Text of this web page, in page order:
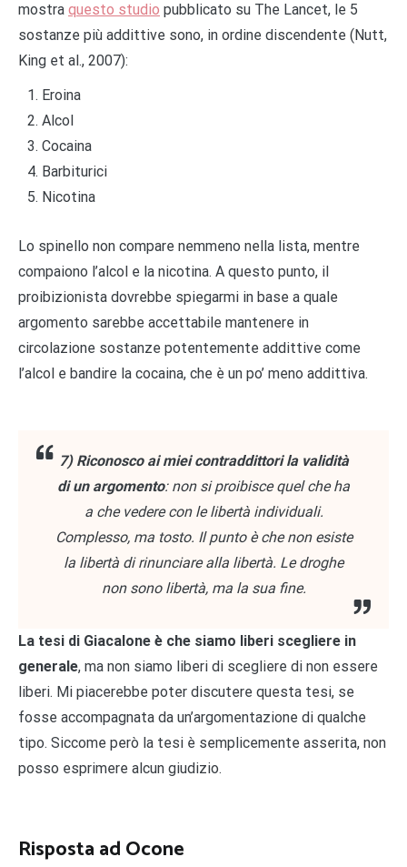
mostra questo studio pubblicato su The Lancet, le 5
sostanze più addittive sono, in ordine discendente (Nutt,
King et al., 2007):
Eroina
Alcol
Cocaina
Barbiturici
Nicotina
Lo spinello non compare nemmeno nella lista, mentre
compaiono l’alcol e la nicotina. A questo punto, il
proibizionista dovrebbe spiegarmi in base a quale
argomento sarebbe accettabile mantenere in
circolazione sostanze potentemente addittive come
l’alcol e bandire la cocaina, che è un po’ meno addittiva.
7) Riconosco ai miei contraddittori la validità
di un argomento: non si proibisce quel che ha
a che vedere con le libertà individuali.
Complesso, ma tosto. Il punto è che non esiste
la libertà di rinunciare alla libertà. Le droghe
non sono libertà, ma la sua fine.
La tesi di Giacalone è che siamo liberi scegliere in
generale, ma non siamo liberi di scegliere di non essere
liberi. Mi piacerebbe poter discutere questa tesi, se
fosse accompagnata da un’argomentazione di qualche
tipo. Siccome però la tesi è semplicemente asserita, non
posso esprimere alcun giudizio.
Risposta ad Ocone